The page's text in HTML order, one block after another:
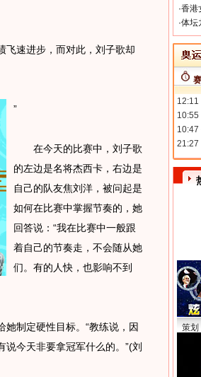
速进步，而对此，刘子歌却
”
在今天的比赛中，刘子歌
的左边是名将杰西卡，右边是
自己的队友焦刘洋，被问起是
如何在比赛中掌握节奏的，她
回答说：“我在比赛中一般跟
着自己的节奏走，不会随从她
们。有的人快，也影响不到
制定硬性目标。“教练说，因
今天非要拿冠军什么的。”(刘
·香港
·体坛
策划